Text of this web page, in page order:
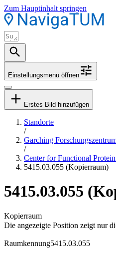
Zum Hauptinhalt springen
Einstellungsmenü öffnen
Erstes Bild hinzufügen
Standorte
/
Garching
/
Center for Functional
5415.03.055 (Kopierraum)
5415.03.055
Kopierraum
Die angezeigte Position zeigt nur
Raumkennung5415.03.055